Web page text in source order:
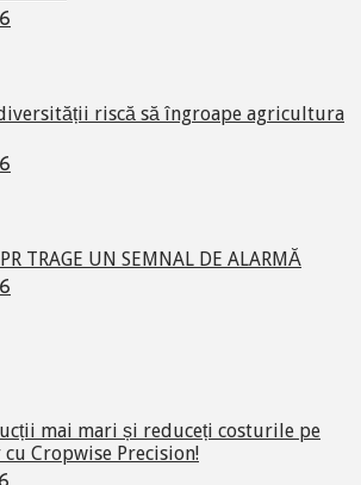
mai mari și reduceți costurile pe